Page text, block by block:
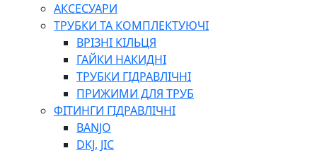
АКСЕСУАРИ
ТРУБКИ ТА КОМПЛЕКТУЮЧІ
ВРІЗНІ КІЛЬЦЯ
ГАЙКИ НАКИДНІ
ТРУБКИ ГІДРАВЛІЧНІ
ПРИЖИМИ ДЛЯ ТРУБ
ФІТИНГИ ГІДРАВЛІЧНІ
BANJO
DKJ, JIC